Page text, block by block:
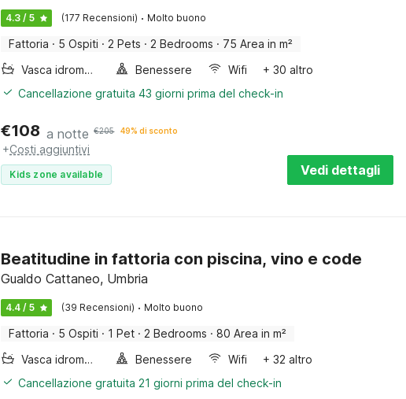
4.3 / 5 (177 Recensioni) · Molto buono
Fattoria · 5 Ospiti · 2 Pets · 2 Bedrooms · 75 Area in m²
Vasca idromassaggio
Benessere Wifi
+ 30 altro
Cancellazione gratuita 43 giorni prima del check-in
€108 a notte €205 49% di sconto
+Costi aggiuntivi
Kids zone available Vedi dettagli
Beatitudine in fattoria con piscina, vino e code
Gualdo Cattaneo, Umbria
4.4 / 5 (39 Recensioni) · Molto buono
Fattoria · 5 Ospiti · 1 Pet · 2 Bedrooms · 80 Area in m²
Vasca idromassaggio
Benessere Wifi
+ 32 altro
Cancellazione gratuita 21 giorni prima del check-in